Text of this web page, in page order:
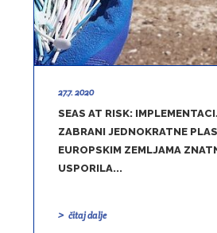
27.7. 2020
SEAS AT RISK:
ZABRANI JEDNOKRATNE
EUROPSKIM ZEMLJAMA
USPORILA...
čitaj dalje